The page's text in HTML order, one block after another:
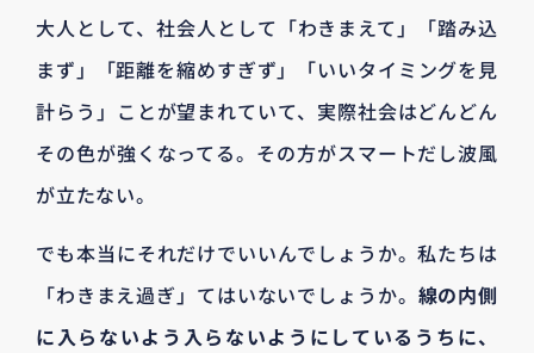
大人として、社会人として「わきまえて」「踏み込
まず」「距離を縮めすぎず」「いいタイミングを見
計らう」ことが望まれていて、実際社会はどんどん
その色が強くなってる。その方がスマートだし波風
が立たない。
でも本当にそれだけでいいんでしょうか。私たちは
「わきまえ過ぎ」てはいないでしょうか。 線の内側
に入らないよう入らないようにしているうちに、